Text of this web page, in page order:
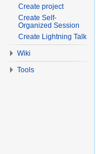
Create project
Create Self-
Organized Session
Create Lightning Talk
Wiki
Tools